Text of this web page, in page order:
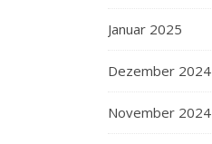
Januar 2025
Dezember 2024
November 2024